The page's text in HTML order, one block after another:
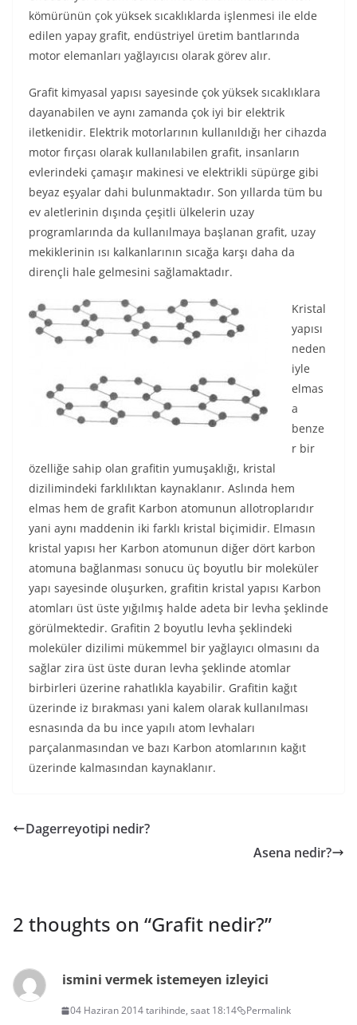
kömürünün çok yüksek sıcaklıklarda işlenmesi ile elde
edilen yapay grafit, endüstriyel üretim bantlarında
motor elemanları yağlayıcısı olarak görev alır.
Grafit kimyasal yapısı sayesinde çok yüksek sıcaklıklara
dayanabilen ve aynı zamanda çok iyi bir elektrik
iletkenidir. Elektrik motorlarının kullanıldığı her cihazda
motor fırçası olarak kullanılabilen grafit, insanların
evlerindeki çamaşır makinesi ve elektrikli süpürge gibi
beyaz eşyalar dahi bulunmaktadır. Son yıllarda tüm bu
ev aletlerinin dışında çeşitli ülkelerin uzay
programlarında da kullanılmaya başlanan grafit, uzay
mekiklerinin ısı kalkanlarının sıcağa karşı daha da
dirençli hale gelmesini sağlamaktadır.
Kristal
yapısı
neden
iyle
elmas
a
benze
r bir
özelliğe sahip olan grafitin yumuşaklığı, kristal
dizilimindeki farklılıktan kaynaklanır. Aslında hem
elmas hem de grafit Karbon atomunun allotroplarıdır
yani aynı maddenin iki farklı kristal biçimidir. Elmasın
kristal yapısı her Karbon atomunun diğer dört karbon
atomuna bağlanması sonucu üç boyutlu bir moleküler
yapı sayesinde oluşurken, grafitin kristal yapısı Karbon
atomları üst üste yığılmış halde adeta bir levha şeklinde
görülmektedir. Grafitin 2 boyutlu levha şeklindeki
moleküler dizilimi mükemmel bir yağlayıcı olmasını da
sağlar zira üst üste duran levha şeklinde atomlar
birbirleri üzerine rahatlıkla kayabilir. Grafitin kağıt
üzerinde iz bırakması yani kalem olarak kullanılması
esnasında da bu ince yapılı atom levhaları
parçalanmasından ve bazı Karbon atomlarının kağıt
üzerinde kalmasından kaynaklanır.
Dagerreyotipi nedir?
Asena nedir?
2 thoughts on “Grafit nedir?”
ismini vermek istemeyen izleyici
04 Haziran 2014 tarihinde, saat 18:14 Permalink